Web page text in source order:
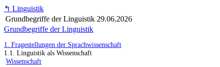
↰ Linguistik
Grundbegriffe der Linguistik 29.06.2026
Grundbegriffe der Linguistik
1. Fragestellungen der Sprachwissenschaft
1.1. Linguistik als Wissenschaft
Wissenschaft